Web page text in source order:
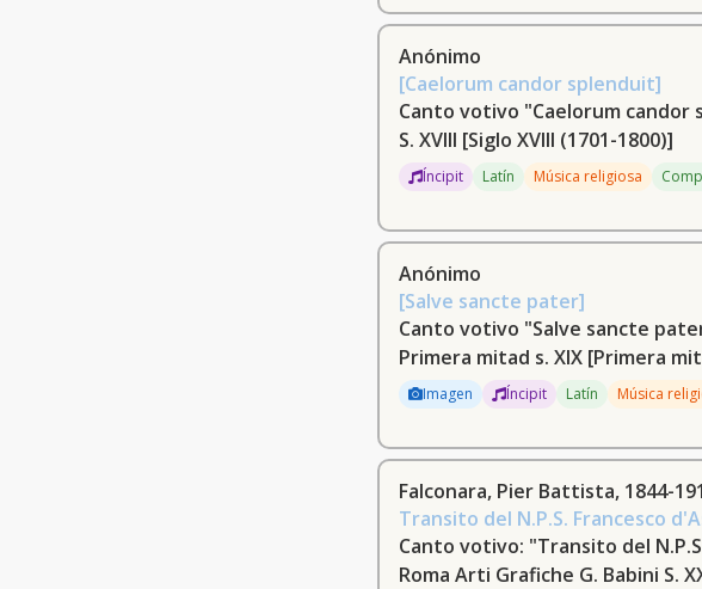
Anónimo
[Caelorum candor splenduit]
Canto votivo "Caelorum candor
S. XVIII [Siglo XVIII (1701-1800)]
Íncipit Latín Música religiosa
Anónimo
[Salve sancte pater]
Canto votivo "Salve sancte
Primera mitad s. XIX [Primera
Imagen Íncipit Latín Música
Falconara, Pier Battista, 1844-
Transito del N.P.S. Francesco
Canto votivo: "Transito del
Roma Arti Grafiche G. Babini S.